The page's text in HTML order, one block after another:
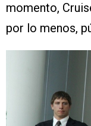
momento,
por lo menos,